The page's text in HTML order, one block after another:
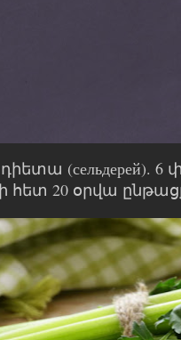
(сельдерей).
հետ 20 օրվա